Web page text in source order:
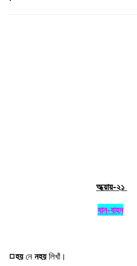
অধ্য়ায়-২১
যান-বাহন
◻হয়নে নহয়লিখাঁ।